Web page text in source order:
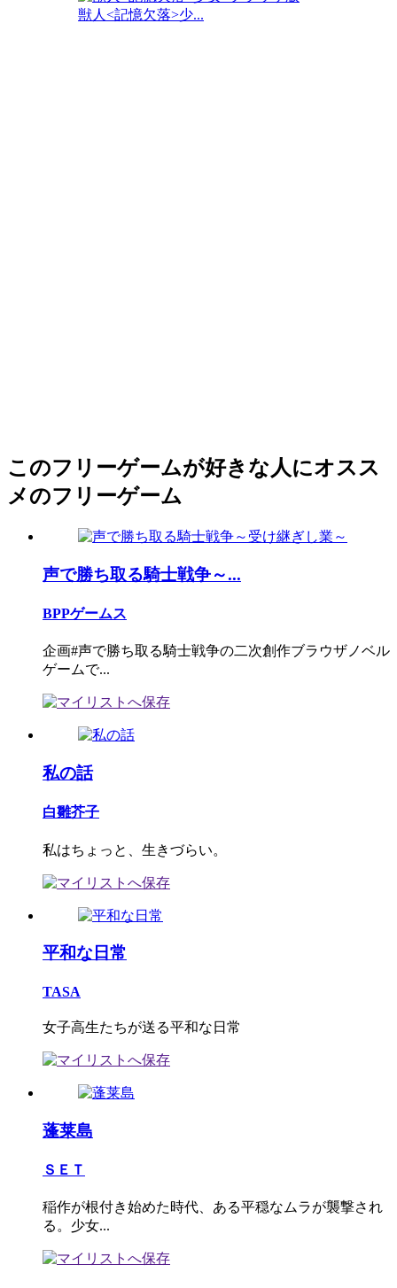
獣人<記憶欠落>少...
このフリーゲームが好きな人にオスス
メのフリーゲーム
声で勝ち取る騎士戦争～...
BPPゲームス
企画#声で勝ち取る騎士戦争の二次創作ブラウザノベル
ゲームで...
私の話
白雛芥子
私はちょっと、生きづらい。
平和な日常
TASA
女子高生たちが送る平和な日常
蓬莱島
ＳＥＴ
稲作が根付き始めた時代、ある平穏なムラが襲撃され
る。少女...